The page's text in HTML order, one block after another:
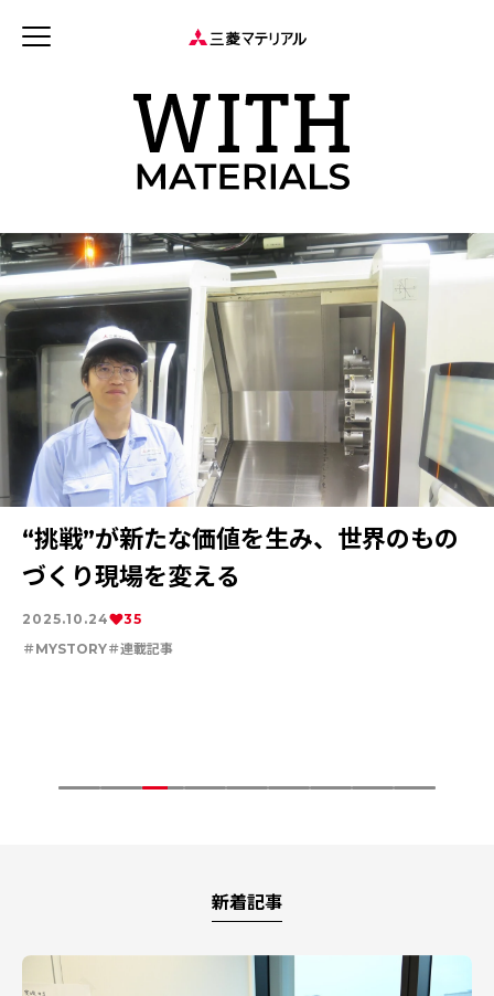
JP
連載記事 WITH MATERIALSについて
タグから探す
特集：可能性の素材「タングステン」を世界へ
特集：循環に価値を。
特集：世界のものづくりの力になる
価値観
森とマテリアル
特集：地熱発電への挑戦
社会をつくる素材の力
MYSTORY
特集：技術の力で未来をつくる
特集：都市鉱山に挑む
特集：カーボンニュートラルに挑む
特集：進化する銅
電気鉛
三菱マテリアルのある街を訪ねて
特集：金属と社会を、クリーンにつくり出す
特集：限りある金属資源を、未来につなぐ。
Rycycling
安全への取り組み
特集：人と社会と地球のために
ソザイのヒミツ
Refined lead
カーボンニュートラル
Electrolytic copper
Carbon neutrality
Our Values
クリスマスツリーを、森から子どもたち
へ
2025.12.25
63
森とマテリアル
連載記事
現場の声が形に－スロットダイが支える
次世代太陽電池の実用化
2025.11.25 127
“挑戦”が新たな価値を生み、世界のもの
づくり現場を変える
2025.10.24
35
MYSTORY
連載記事
人と社会と地球のために ―銅製品で世
界をリードするLuvataの挑戦
2025.10.01
10
価値観
連載記事
三菱マテリアルグループが支えるペロブ
スカイトの進化 ―持続可能な未来を拓
く、次世代エネルギー技術
2025.08.08 231
“気づき”が現場を変えるー家電リサイク
ル最前線
2025.08.08
29
MYSTORY
リサイクル
資源を未来へつなぐ ―三菱マテリアル
が描く循環型社会のかたち
2025.09.16
22
資源循環
リサイクル
使用済み鉄道ケーブルの再生 ～銅と被
覆材の循環により、廃棄物を減らす～
2025.07.23
44
資源循環
事業 連載記事
「自律する組織」への挑戦
──Mitsubishi
Materials（Thailand）社長 長屋秀彦
が語る、変革と未来
新着記事